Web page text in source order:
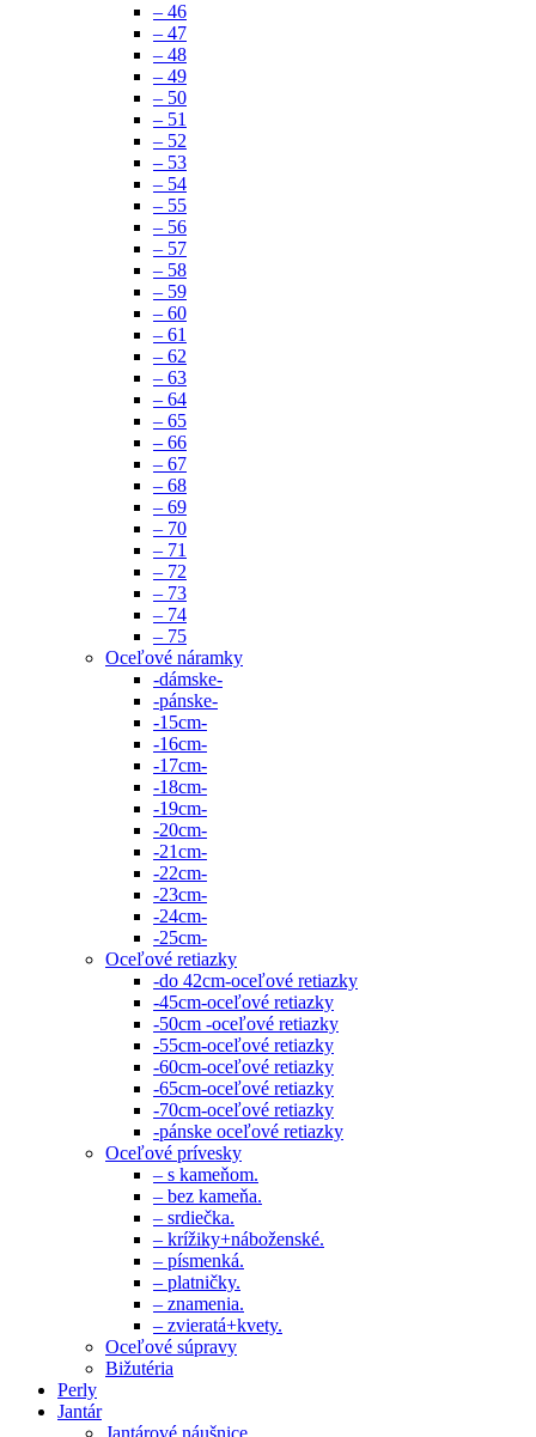
– 46
– 47
– 48
– 49
– 50
– 51
– 52
– 53
– 54
– 55
– 56
– 57
– 58
– 59
– 60
– 61
– 62
– 63
– 64
– 65
– 66
– 67
– 68
– 69
– 70
– 71
– 72
– 73
– 74
– 75
Oceľové náramky
-dámske-
-pánske-
-15cm-
-16cm-
-17cm-
-18cm-
-19cm-
-20cm-
-21cm-
-22cm-
-23cm-
-24cm-
-25cm-
Oceľové retiazky
-do 42cm-oceľové retiazky
-45cm-oceľové retiazky
-50cm -oceľové retiazky
-55cm-oceľové retiazky
-60cm-oceľové retiazky
-65cm-oceľové retiazky
-70cm-oceľové retiazky
-pánske oceľové retiazky
Oceľové prívesky
– s kameňom.
– bez kameňa.
– srdiečka.
– krížiky+náboženské.
– písmenká.
– platničky.
– znamenia.
– zvieratá+kvety.
Oceľové súpravy
Bižutéria
Perly
Jantár
Jantárové náušnice